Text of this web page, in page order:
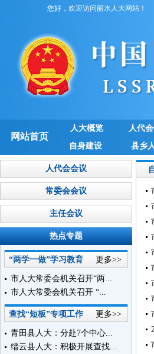
您好，欢迎访问丽水人大网站！
网站首页
人大概览 人代
自身建设
县乡
人代会会议
常委会会议
主任会议
热点专题
“两学一做”学习教育 更多>>
市人大常委会机关召开“两...
市人大常委会机关召开 “...
查找“短板”专项工作 更多>>
青田县人大：分赴7个中心...
缙云县人大：积极开展查找...